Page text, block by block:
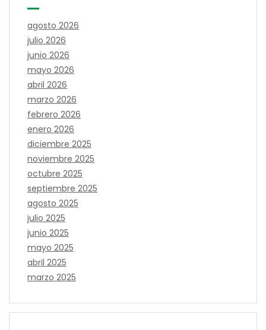
agosto 2026
julio 2026
junio 2026
mayo 2026
abril 2026
marzo 2026
febrero 2026
enero 2026
diciembre 2025
noviembre 2025
octubre 2025
septiembre 2025
agosto 2025
julio 2025
junio 2025
mayo 2025
abril 2025
marzo 2025